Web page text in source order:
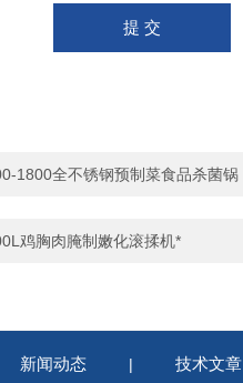
1800全不锈钢预制菜食品杀菌锅
鸡胸肉腌制嫩化滚揉机*
新闻动态 | 技术文章